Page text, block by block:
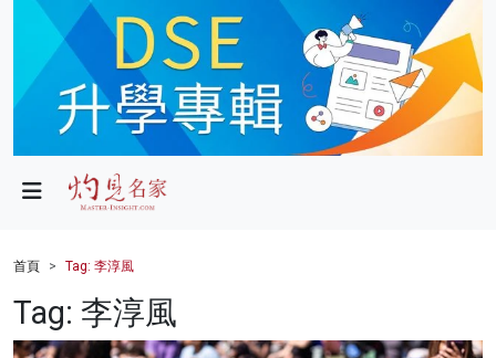
政局
財經
健康
首頁 Tag: 李淳風
Tag: 李淳風